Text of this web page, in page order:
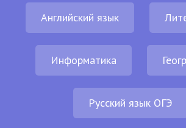
Английский язык
Информатика
Русский язык ОГЭ